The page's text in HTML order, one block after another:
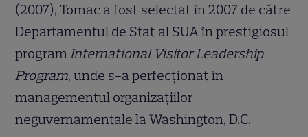
(2007), Tomac a fost selectat în 2007 de către
Departamentul de Stat al SUA în prestigiosul
program International Visitor Leadership
Program, unde s-a perfecționat în
managementul organizațiilor
neguvernamentale la Washington, D.C.